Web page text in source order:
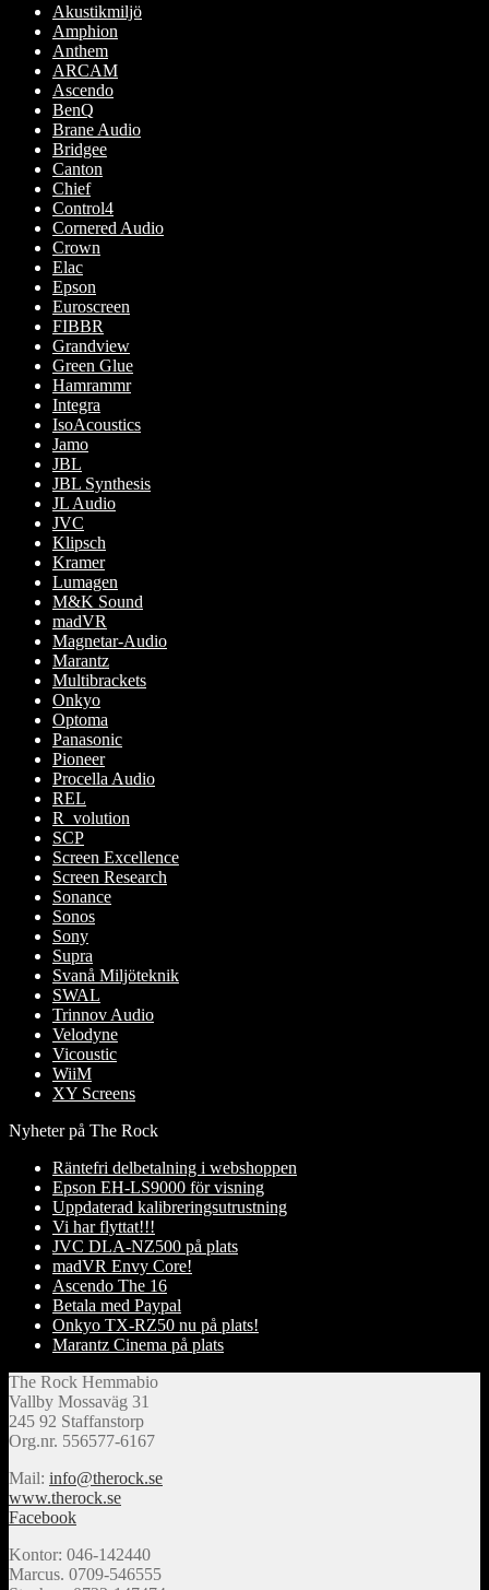
Akustikmiljö
Amphion
Anthem
ARCAM
Ascendo
BenQ
Brane Audio
Bridgee
Canton
Chief
Control4
Cornered Audio
Crown
Elac
Epson
Euroscreen
FIBBR
Grandview
Green Glue
Hamrammr
Integra
IsoAcoustics
Jamo
JBL
JBL Synthesis
JL Audio
JVC
Klipsch
Kramer
Lumagen
M&K Sound
madVR
Magnetar-Audio
Marantz
Multibrackets
Onkyo
Optoma
Panasonic
Pioneer
Procella Audio
REL
R_volution
SCP
Screen Excellence
Screen Research
Sonance
Sonos
Sony
Supra
Svanå Miljöteknik
SWAL
Trinnov Audio
Velodyne
Vicoustic
WiiM
XY Screens
Nyheter på The Rock
Räntefri delbetalning i webshoppen
Epson EH-LS9000 för visning
Uppdaterad kalibreringsutrustning
Vi har flyttat!!!
JVC DLA-NZ500 på plats
madVR Envy Core!
Ascendo The 16
Betala med Paypal
Onkyo TX-RZ50 nu på plats!
Marantz Cinema på plats
The Rock Hemmabio
Vallby Mossaväg 31
245 92 Staffanstorp
Org.nr. 556577-6167
Mail: info@therock.se
www.therock.se
Facebook
Kontor: 046-142440
Marcus. 0709-546555